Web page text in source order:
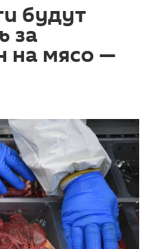
будут
за
на мясо —